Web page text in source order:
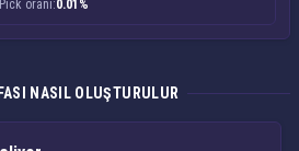
Pick oranı:0.01%
NASIL OLUŞTURULUR